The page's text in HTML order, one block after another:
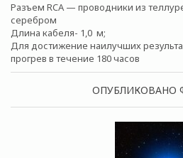
Разъем RCA — проводники из
серебром
Длина кабеля- 1,0 м;
Для достижение наилучших
прогрев в течение 180 часов
ОПУБЛИКОВАНО